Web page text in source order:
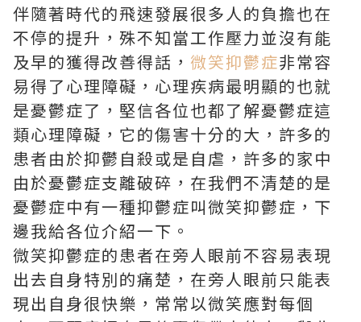
伴隨著時代的飛速發展很多人的負擔也在
不停的提升，殊不知當工作壓力並沒有能
及早的獲得改善得話， 微笑抑鬱症非常容
易得了心理障礙，心理疾病最明顯的也就
是憂鬱症了，堅信各位也都了解憂鬱症這
類心理障礙，它的傷害十分的大，許多的
患者由於抑鬱自殺或是自虐，許多的家中
由於憂鬱症支離破碎，在我們不清楚的是
憂鬱症中有一種抑鬱症叫微笑抑鬱症，下
邊我給各位介紹一下。
微笑抑鬱症的患者在旁人眼前不容易表現
出去自身特別的痛楚，在旁人眼前只能表
現出自身很快樂，常常以微笑應對每個